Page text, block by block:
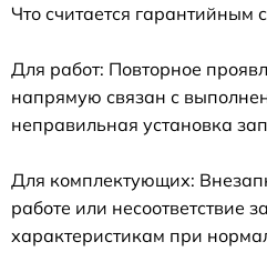
Что считается гарантийным
Для работ: Повторное
напрямую связан с
неправильная установка
Для комплектующих:
работе или несоответствие
характеристикам при